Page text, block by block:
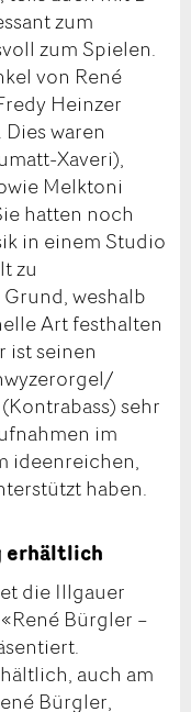
zum
zum Spielen.
von René
Heinzer
waren
Xaveri),
Melktoni
hatten noch
in einem Studio
zu
weshalb
Art festhalten
ist seinen
sehr
im
ideenreichen,
haben.
erhältlich
die Illgauer
Bürgler –
auch am
Bürgler,